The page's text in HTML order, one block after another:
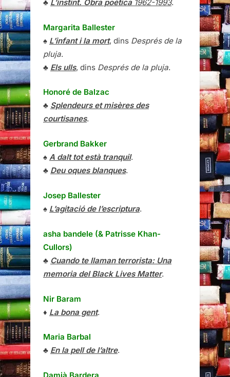
♣ L’instint. Obra poètica1962-1993.
Margarita Ballester
♠ L’infant i la mort, dins Després de la
pluja.
♣ Els ulls, dins Després de la pluja.
Honoré de Balzac
♣ Splendeurs et misères des
courtisanes.
Gerbrand Bakker
♠ A dalt tot està tranquil.
♣ Deu oques blanques.
Josep Ballester
♠ L’agitació de l’escriptura.
asha bandele (& Patrisse Khan-
Cullors)
♣ Cuando te llaman terrorista: Una
memoria del Black Lives Matter.
Nir Baram
♦ La bona gent.
Maria Barbal
♣ En la pell de l’altre.